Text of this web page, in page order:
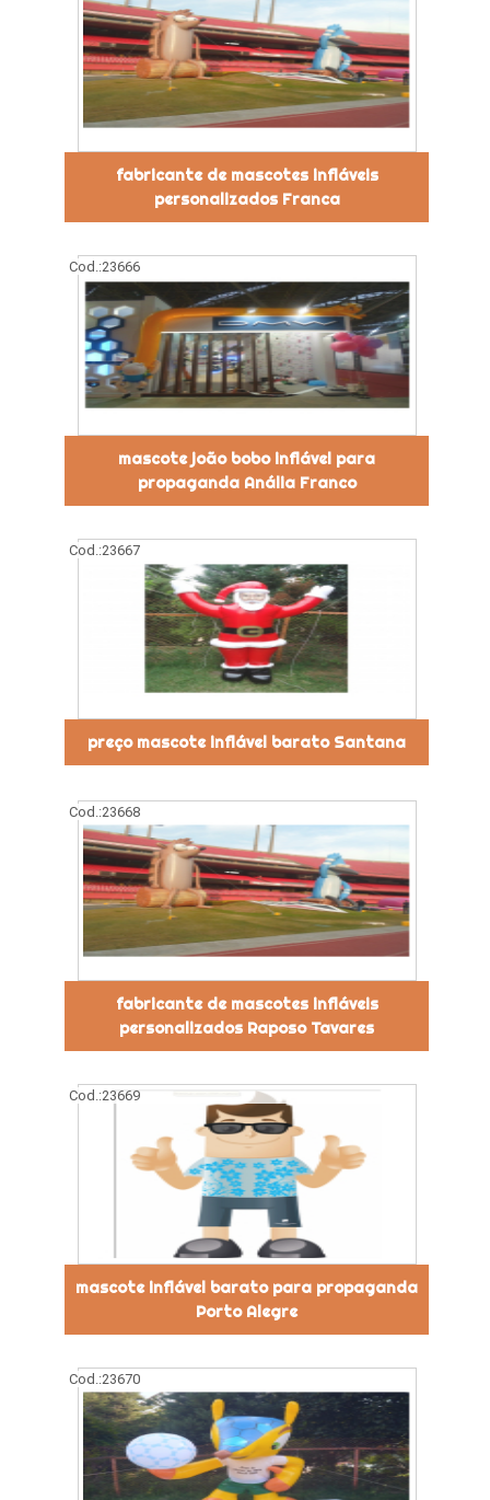
fabricante de mascotes infláveis
personalizados Franca
Cod.:23666
mascote joão bobo inflável para
propaganda Anália Franco
Cod.:23667
preço mascote inflável barato Santana
Cod.:23668
fabricante de mascotes infláveis
personalizados Raposo Tavares
Cod.:23669
mascote inflável barato para propaganda
Porto Alegre
Cod.:23670